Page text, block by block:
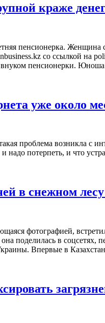
краже
пенсионерка. Женщина
со ссылкой на
пенсионерки.
уже около
проблема возникла с
надо потерпеть, и что
в снежном
фотографией,
поделилась в соцсетях,
Впервые в